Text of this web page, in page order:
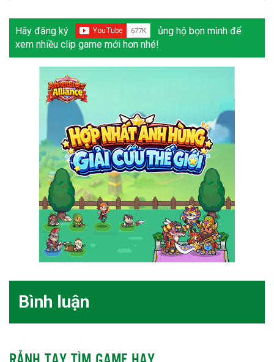
Hãy đăng ký
ủng hộ bọn mình để
xem nhiều clip game mới hơn nhé!
Bình luận